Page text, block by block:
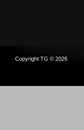
Copyright TG © 2026